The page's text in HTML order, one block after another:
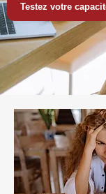
Testez votre